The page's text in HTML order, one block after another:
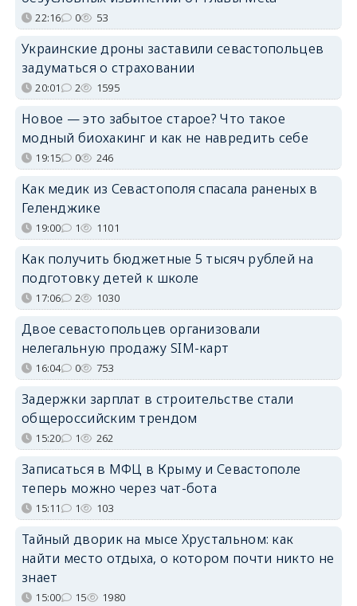
22:16 0 53
Украинские дроны заставили севастопольцев
задуматься о страховании
20:01 2 1595
Новое — это забытое старое? Что такое
модный биохакинг и как не навредить себе
19:15 0 246
Как медик из Севастополя спасала раненых в
Геленджике
19:00 1 1101
Как получить бюджетные 5 тысяч рублей на
подготовку детей к школе
17:06 2 1030
Двое севастопольцев организовали
нелегальную продажу SIM-карт
16:04 0 753
Задержки зарплат в строительстве стали
общероссийским трендом
15:20 1 262
Записаться в МФЦ в Крыму и Севастополе
теперь можно через чат-бота
15:11 1 103
Тайный дворик на мысе Хрустальном: как
найти место отдыха, о котором почти никто не
знает
15:00 15 1980